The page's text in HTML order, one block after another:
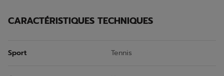
CARACTÉRISTIQUES TECHNIQUES
Sport Tennis